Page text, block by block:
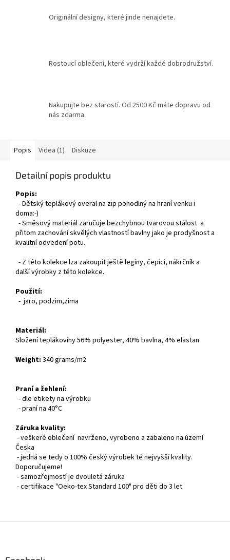
Originální designy, které jinde nenajdete.
Rostoucí oblečení, které vydrží každé dobrodružství.
Nakupujte bez starostí. Od 2500 Kč máte dopravu od
nás zdarma.
Popis Videa (1) Diskuze
Detailní popis produktu
Popis:
- Dětský teplákový overal na zip pohodlný na hraní venku i
doma:-)
- Směsový materiál zaručuje bezchybnou tvarovou stálost a
přitom zachování skvělých vlastností bavlny jako je prodyšnost a
kvalitní odvedení potu.
- Z této kolekce lza zakoupit ještě legíny, čepici, nákrčník a
další výrobky z této kolekce.
Použití:
- jaro, podzim,zima
Materiál:
Složení teplákoviny 56% polyester, 40% bavlna, 4% elastan
Weight: 340 grams/m2
Praní a žehlení:
- dle etikety na výrobku
- praní na 40°C
Záruka kvality:
- veškeré oblečení navrženo, vyrobeno a zabaleno na území
Česka
- jedná se tedy o 100% český výrobek té nejvyšší kvality.
Doporučujeme!
- samozřejmostí je dvouletá záruka
- certifikace "Oeko-tex Standard 100" pro děti do 3 let